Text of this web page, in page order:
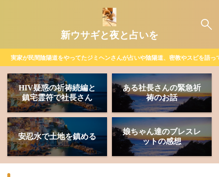
新ウサギと夜と占いを
実家が民間陰陽道をやってたジミヘンさんが占いや陰陽道、密教やスピを語
HIV疑惑の祈祷続編と
鎮宅霊符で社長さん
ある社長さんの緊急祈
祷のお話
安忍水で土地を鎮める
娘ちゃん達のブレスレ
ットの感想